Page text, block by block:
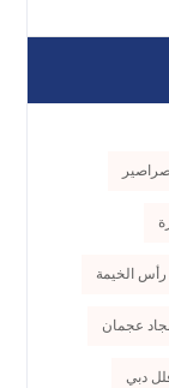
صراصير
الخيمة
عجمان
دبي